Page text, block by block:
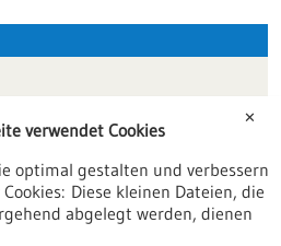
✕
verwendet Cookies
optimal gestalten und verbessern
Diese kleinen Dateien, die
abgelegt werden, dienen